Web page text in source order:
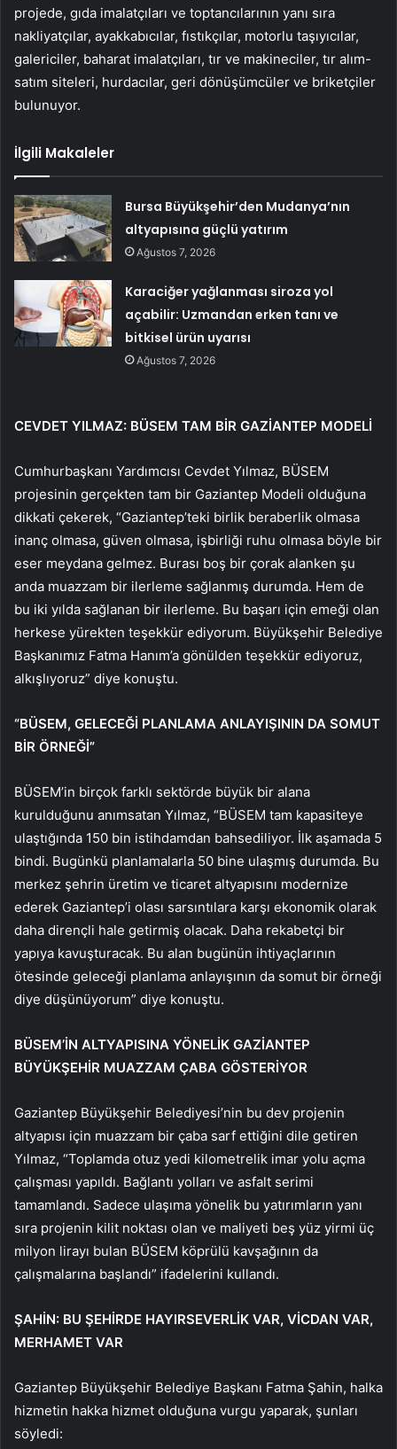
projede, gıda imalatçıları ve toptancılarının yanı sıra
nakliyatçılar, ayakkabıcılar, fıstıkçılar, motorlu taşıyıcılar,
galericiler, baharat imalatçıları, tır ve makineciler, tır alım-
satım siteleri, hurdacılar, geri dönüşümcüler ve briketçiler
bulunuyor.
İlgili Makaleler
Bursa Büyükşehir’den Mudanya’nın
altyapısına güçlü yatırım
Ağustos 7, 2026
Karaciğer yağlanması siroza yol
açabilir: Uzmandan erken tanı ve
bitkisel ürün uyarısı
Ağustos 7, 2026
CEVDET YILMAZ: BÜSEM TAM BİR GAZİANTEP MODELİ
Cumhurbaşkanı Yardımcısı Cevdet Yılmaz, BÜSEM
projesinin gerçekten tam bir Gaziantep Modeli olduğuna
dikkati çekerek, “Gaziantep’teki birlik beraberlik olmasa
inanç olmasa, güven olmasa, işbirliği ruhu olmasa böyle bir
eser meydana gelmez. Burası boş bir çorak alanken şu
anda muazzam bir ilerleme sağlanmış durumda. Hem de
bu iki yılda sağlanan bir ilerleme. Bu başarı için emeği olan
herkese yürekten teşekkür ediyorum. Büyükşehir Belediye
Başkanımız Fatma Hanım’a gönülden teşekkür ediyoruz,
alkışlıyoruz” diye konuştu.
“BÜSEM, GELECEĞİ PLANLAMA ANLAYIŞININ DA SOMUT
BİR ÖRNEĞİ”
BÜSEM’in birçok farklı sektörde büyük bir alana
kurulduğunu anımsatan Yılmaz, “BÜSEM tam kapasiteye
ulaştığında 150 bin istihdamdan bahsediliyor. İlk aşamada 5
bindi. Bugünkü planlamalarla 50 bine ulaşmış durumda. Bu
merkez şehrin üretim ve ticaret altyapısını modernize
ederek Gaziantep’i olası sarsıntılara karşı ekonomik olarak
daha dirençli hale getirmiş olacak. Daha rekabetçi bir
yapıya kavuşturacak. Bu alan bugünün ihtiyaçlarının
ötesinde geleceği planlama anlayışının da somut bir örneği
diye düşünüyorum” diye konuştu.
BÜSEM’İN ALTYAPISINA YÖNELİK GAZİANTEP
BÜYÜKŞEHİR MUAZZAM ÇABA GÖSTERİYOR
Gaziantep Büyükşehir Belediyesi’nin bu dev projenin
altyapısı için muazzam bir çaba sarf ettiğini dile getiren
Yılmaz, “Toplamda otuz yedi kilometrelik imar yolu açma
çalışması yapıldı. Bağlantı yolları ve asfalt serimi
tamamlandı. Sadece ulaşıma yönelik bu yatırımların yanı
sıra projenin kilit noktası olan ve maliyeti beş yüz yirmi üç
milyon lirayı bulan BÜSEM köprülü kavşağının da
çalışmalarına başlandı” ifadelerini kullandı.
ŞAHİN: BU ŞEHİRDE HAYIRSEVERLİK VAR, VİCDAN VAR,
MERHAMET VAR
Gaziantep Büyükşehir Belediye Başkanı Fatma Şahin, halka
hizmetin hakka hizmet olduğuna vurgu yaparak, şunları
söyledi: